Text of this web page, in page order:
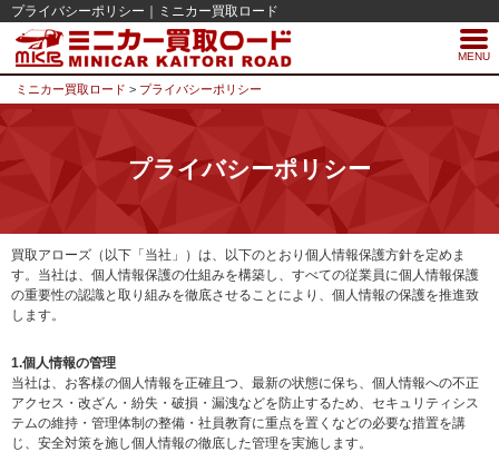
プライバシーポリシー｜ミニカー買取ロード
MENU
ミニカー買取ロード > プライバシーポリシー
プライバシーポリシー
買取アローズ（以下「当社」）は、以下のとおり個人情報保護方針を定めま
す。当社は、個人情報保護の仕組みを構築し、すべての従業員に個人情報保護
の重要性の認識と取り組みを徹底させることにより、個人情報の保護を推進致
します。
1.個人情報の管理
当社は、お客様の個人情報を正確且つ、最新の状態に保ち、個人情報への不正
アクセス・改ざん・紛失・破損・漏洩などを防止するため、セキュリティシス
テムの維持・管理体制の整備・社員教育に重点を置くなどの必要な措置を講
じ、安全対策を施し個人情報の徹底した管理を実施します。